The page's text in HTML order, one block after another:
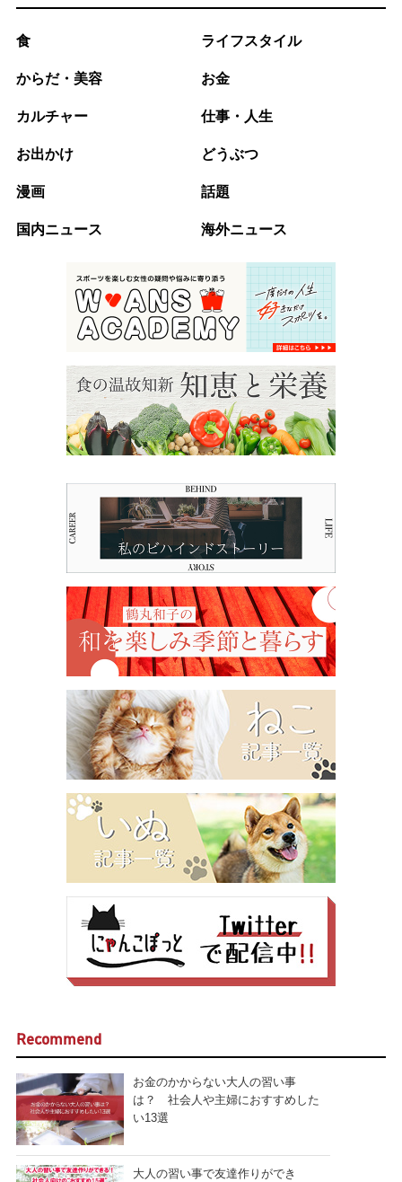
食 ライフスタイル
からだ・美容 お金
カルチャー 仕事・人生
お出かけ どうぶつ
漫画 話題
国内ニュース 海外ニュース
Recommend
お金のかからない大人の習い事
は？ 社会人や主婦におすすめした
い13選
大人の習い事で友達作りができ